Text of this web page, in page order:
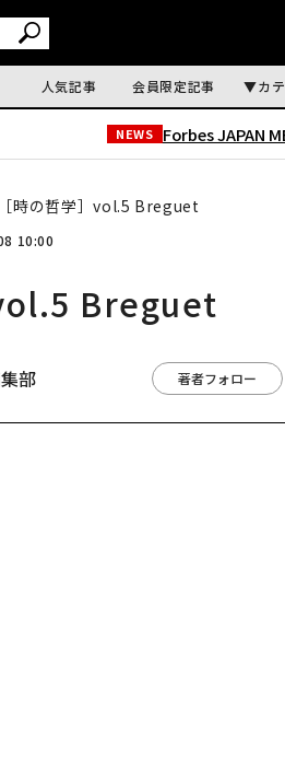
人気記事 会員限定記事 カ
NEWS Forbes JAPAN
［時の哲学］vol.5 Breguet
10:00
Breguet
部 著者フォロー